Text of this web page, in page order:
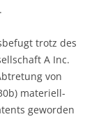
trotz des
A Inc.
von
materiell-
geworden